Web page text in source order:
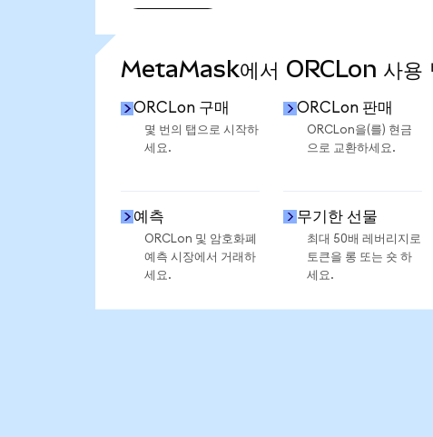
MetaMask에서 ORCLon 사용
ORCLon 구매
몇 번의 탭으로 시작하
세요.
ORCLon 판매
ORCLon을(를) 현금
으로 교환하세요.
예측
ORCLon 및 암호화폐
예측 시장에서 거래하
세요.
무기한 선물
최대 50배 레버리지로
토큰을 롱 또는 숏 하
세요.